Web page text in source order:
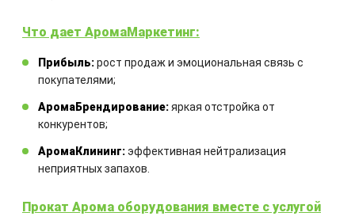
Другие товары
Что дает АромаМаркетинг:
Прибыль:рост продаж и эмоциональная связь с
покупателями;
АромаБрендирование:яркая отстройка от
конкурентов;
АромаКлининг:эффективная нейтрализация
неприятных запахов.
Прокат Арома оборудования вместе с услугой